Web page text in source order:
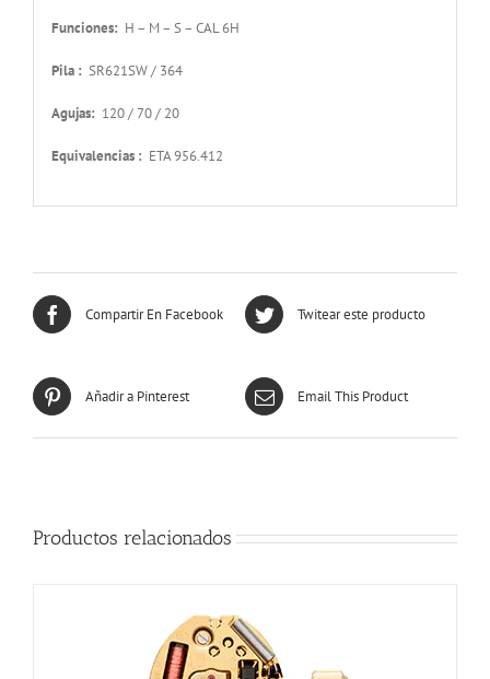
Funciones: H – M – S – CAL 6H
Pila : SR621SW / 364
Agujas: 120 / 70 / 20
Equivalencias : ETA 956.412
Compartir En Facebook Twitear este producto
Añadir a Pinterest Email This Product
Productos relacionados